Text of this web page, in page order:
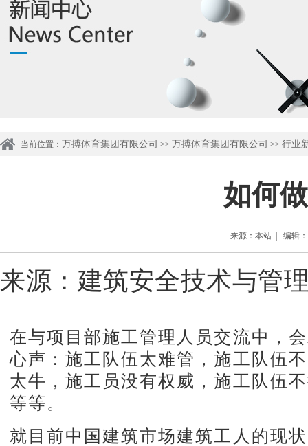
当前位置： 万搏体育集团有限公司 >> 万搏体育集团有限公司 >> 行业
如何
来源：本站 | 编辑
来源： 建筑安全技术与管
在与项目部施工管理人员交流中，
心声：施工队伍太难管，施工队伍
太牛，施工员没有权威，施工队伍
等等。
就目前中国建筑市场建筑工人的现